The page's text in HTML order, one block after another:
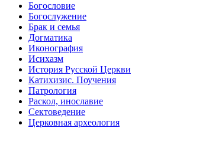
Богословие
Богослужение
Брак и семья
Догматика
Иконография
Исихазм
История Русской Церкви
Катихизис. Поучения
Патрология
Раскол, инославие
Сектоведение
Церковная археология